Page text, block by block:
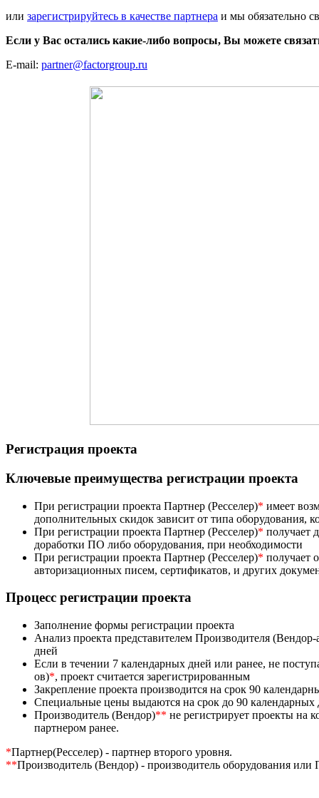
или зарегистрируйтесь в качестве партнера и мы обязательно
Если у Вас остались какие-либо вопросы, Вы можете
E-mail: partner@factorgroup.ru
Регистрация проекта
Ключевые преимущества регистрации проекта
При регистрации проекта Партнер (Ресселер)* имеет
дополнительных скидок зависит от типа оборудования,
При регистрации проекта Партнер (Ресселер)* получает
доработки ПО либо оборудования, при необходимости
При регистрации проекта Партнер (Ресселер)* получает
авторизационных писем, сертификатов, и других
Процесс регистрации проекта
Заполнение формы регистрации проекта
Анализ проекта представителем Производителя (Вендор-
дней
Если в течении 7 календарных дней или ранее, не
ов)*, проект считается зарегистрированным
Закрепление проекта производится на срок 90
Специальные цены выдаются на срок до 90 календарных
Производитель (Вендор)** не регистрирует проекты на
партнером ранее.
*Партнер(Ресселер) - партнер второго уровня.
**Производитель (Вендор) - производитель оборудования